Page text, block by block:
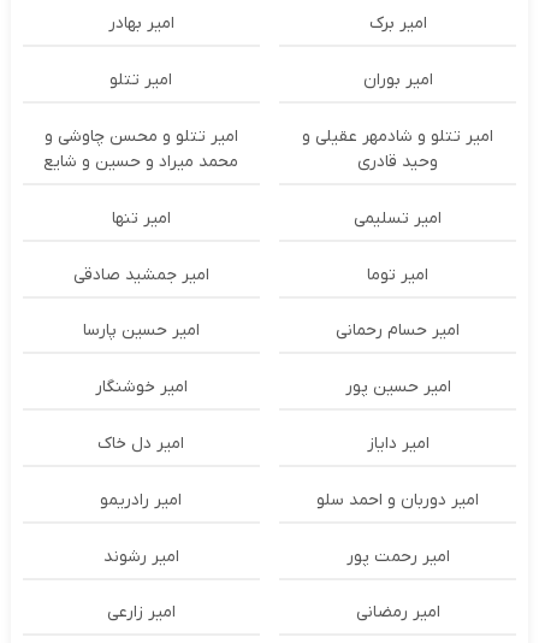
امیر برک امیر بهادر
امیر بوران امیر تتلو
امیر تتلو و شادمهر عقیلی و
وحید قادری
امیر تتلو و محسن چاوشی و
محمد میراد و حسین و شایع
امیر تسلیمی امیر تنها
امیر توما امیر جمشید صادقی
امیر حسام رحمانی امیر حسین پارسا
امیر حسین پور امیر خوشنگار
امیر دایاز امیر دل خاک
امیر دوربان و احمد سلو امیر رادریمو
امیر رحمت پور امیر رشوند
امیر رمضانی امیر زارعی